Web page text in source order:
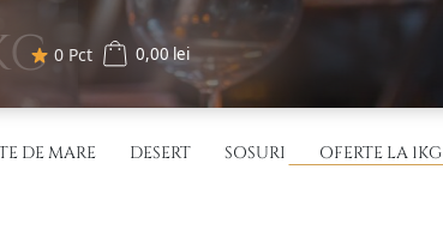
0 Pct 0,00 lei
DE MARE DESERT SOSURI OFERTE LA 1KG